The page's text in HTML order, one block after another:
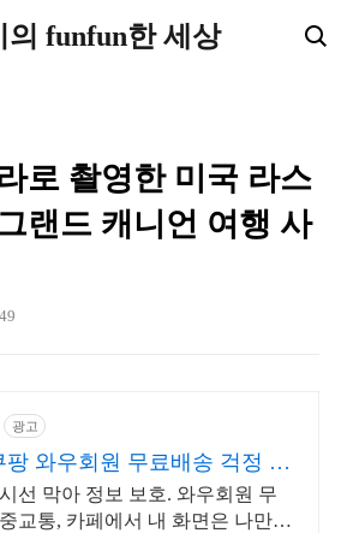
의 funfun한 세상
로 촬영한 미국 라스
랜드 캐니언 여행 사
광고
와우회원 무료배송 걱정 없
선 막아 정보 보호. 와우회원 무
교통, 카페에서 내 화면은 나만!